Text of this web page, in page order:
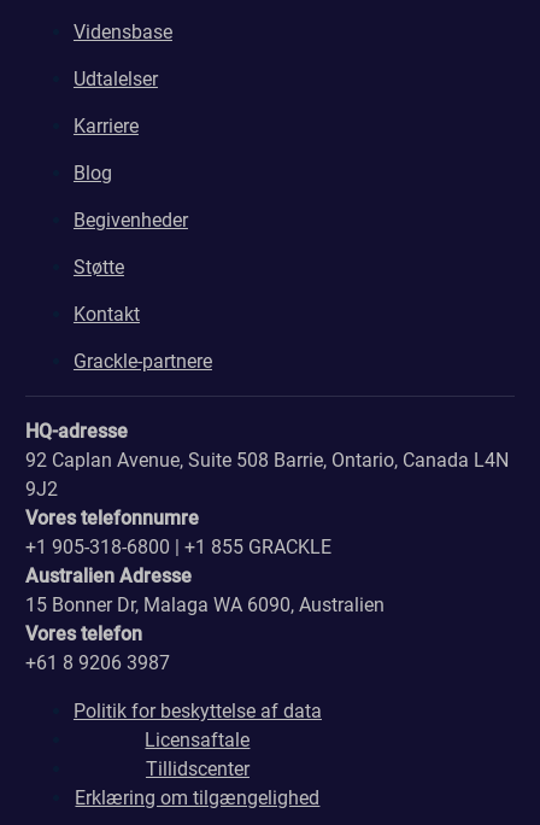
Vidensbase
Udtalelser
Karriere
Blog
Begivenheder
Støtte
Kontakt
Grackle-partnere
HQ-adresse
92 Caplan Avenue, Suite 508 Barrie, Ontario, Canada L4N
9J2
Vores telefonnumre
+1 905-318-6800 | +1 855 GRACKLE
Australien Adresse
15 Bonner Dr, Malaga WA 6090, Australien
Vores telefon
+61 8 9206 3987
Politik for beskyttelse af data
Licensaftale
Tillidscenter
Erklæring om tilgængelighed